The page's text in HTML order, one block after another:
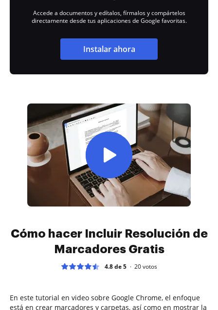
Accede a documentos y edítalos, fírmalos y compártelos
directamente desde tus aplicaciones de Google favoritas.
Instalar ahora
Cómo hacer Incluir Resolución de
Marcadores Gratis
4.8 de 5 20votos
En este tutorial en video sobre Google Chrome, el enfoque
está en crear marcadores y carpetas, así como en mostrar la